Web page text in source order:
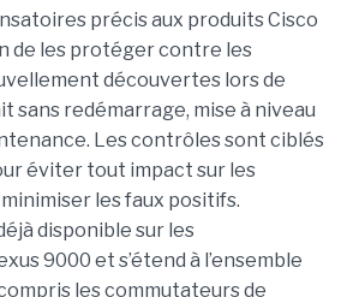
précis aux produits Cisco
de les protéger contre les
découvertes lors de
sans redémarrage, mise à niveau
Les contrôles sont ciblés
éviter tout impact sur les
les faux positifs.
disponible sur les
9000 et s’étend à l’ensemble
les commutateurs de